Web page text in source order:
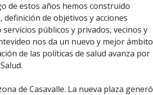
de estos años hemos construido
definición de objetivos y acciones
públicos y privados, vecinos y
nos da un nuevo y mejor ámbito
de las políticas de salud avanza por
de Casavalle. La nueva plaza generó